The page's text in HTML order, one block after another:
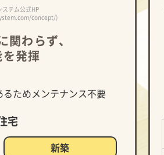
ステム公式HP
concept/)
関わらず、
発揮
ためメンテナンス不要
宅
新築